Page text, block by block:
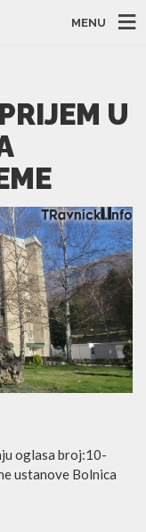
MENU
U
oglasa broj:10-
ustanove Bolnica